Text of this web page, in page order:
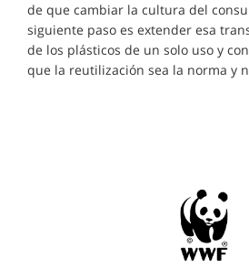
de que cambiar la cultura del
siguiente paso es extender esa
de los plásticos de un solo uso y
que la reutilización sea la norma y